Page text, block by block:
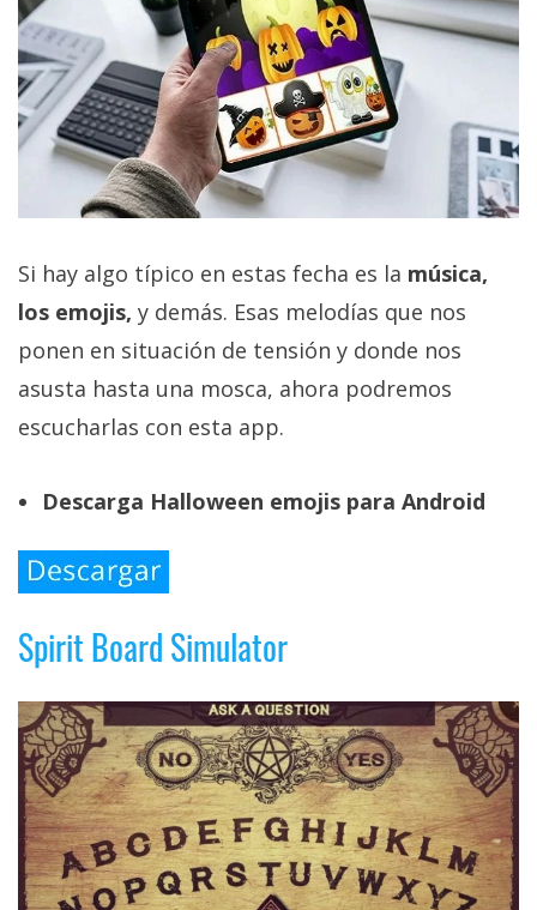
Si hay algo típico en estas fecha es la música,
los emojis, y demás. Esas melodías que nos
ponen en situación de tensión y donde nos
asusta hasta una mosca, ahora podremos
escucharlas con esta app.
Descarga Halloween emojis para Android
Spirit Board Simulator